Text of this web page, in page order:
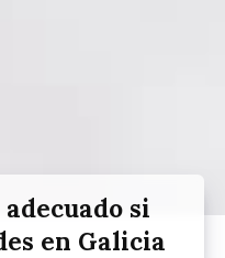
si
en Galicia